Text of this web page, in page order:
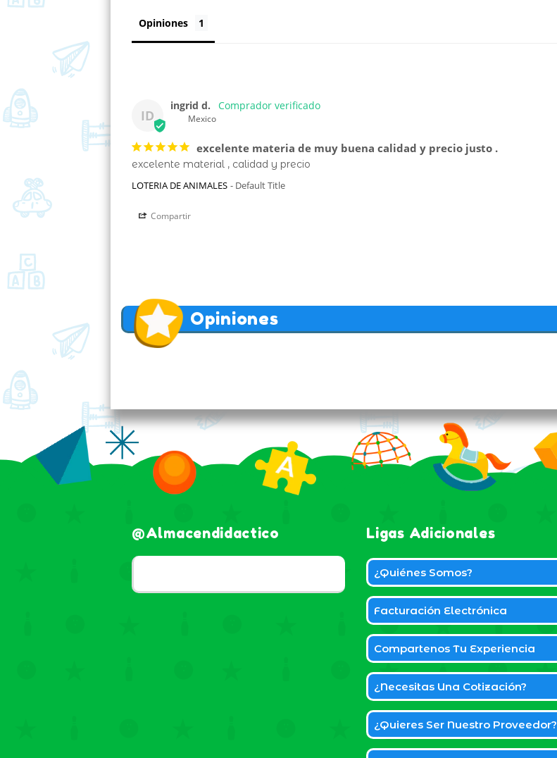
Opiniones
ID
ingrid d.
Mexico
excelente materia de muy buena calidad y precio justo .
excelente material , calidad y precio
LOTERIA DE ANIMALES
Default Title
Compartir
Opiniones
@almacendidactico Ligas Adicionales
¿Quiénes Somos?
Facturación Electrónica
Compartenos Tu Experiencia
¿Necesitas Una Cotización?
¿Quieres Ser Nuestro Proveedor?